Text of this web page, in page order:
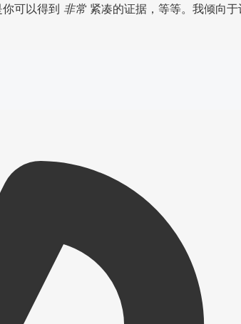
可以得到 非常紧凑的证据，等等。我倾向